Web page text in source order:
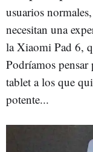
usuarios
necesitan una
la Xiaomi Pad 6,
Podríamos pensar
tablet a los que
potente...